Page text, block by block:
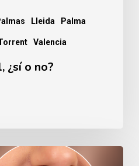
Lleida Palma
Valencia
¿sí o no?